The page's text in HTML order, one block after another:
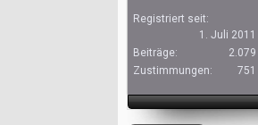
Registriert seit:
1. Juli 2011
Beiträge:
2.079
Zustimmungen:
751